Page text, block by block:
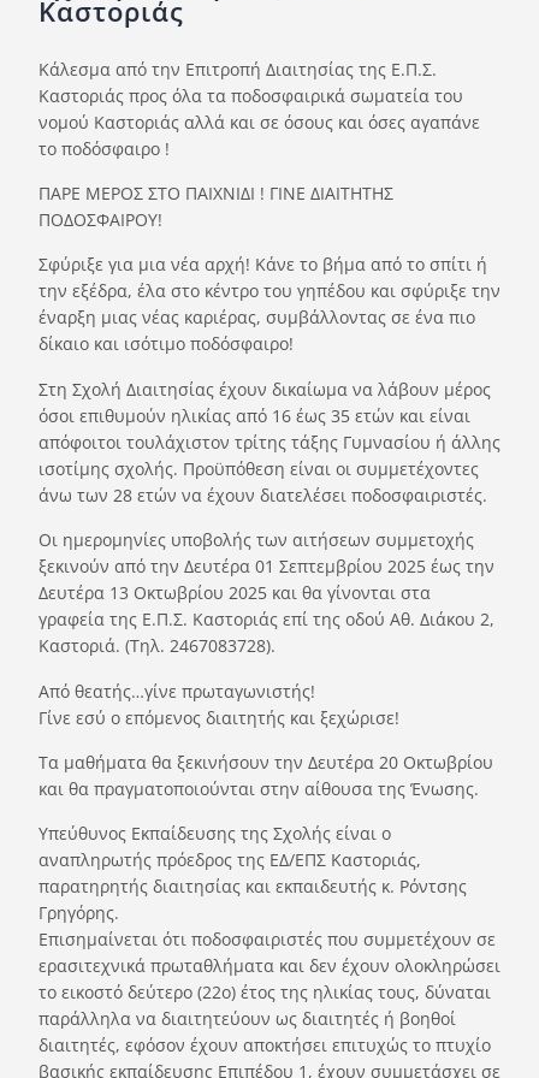
Ορισμοί Διαιτητών
Ποινές
Περισσότερα
Καστοριάς
Κάλεσμα από την Επιτροπή Διαιτησίας της Ε.Π.Σ.
Καστοριάς προς όλα τα ποδοσφαιρικά σωματεία του
νομού Καστοριάς αλλά και σε όσους και όσες αγαπάνε
το ποδόσφαιρο !
ΠΑΡΕ ΜΕΡΟΣ ΣΤΟ ΠΑΙΧΝΙΔΙ ! ΓΙΝΕ ΔΙΑΙΤΗΤΗΣ
ΠΟΔΟΣΦΑΙΡΟΥ!
Σφύριξε για μια νέα αρχή! Κάνε το βήμα από το σπίτι ή
την εξέδρα, έλα στο κέντρο του γηπέδου και σφύριξε την
έναρξη μιας νέας καριέρας, συμβάλλοντας σε ένα πιο
δίκαιο και ισότιμο ποδόσφαιρο!
Στη Σχολή Διαιτησίας έχουν δικαίωμα να λάβουν μέρος
όσοι επιθυμούν ηλικίας από 16 έως 35 ετών και είναι
απόφοιτοι τουλάχιστον τρίτης τάξης Γυμνασίου ή άλλης
ισοτίμης σχολής. Προϋπόθεση είναι οι συμμετέχοντες
άνω των 28 ετών να έχουν διατελέσει ποδοσφαιριστές.
Οι ημερομηνίες υποβολής των αιτήσεων συμμετοχής
ξεκινούν από την Δευτέρα 01 Σεπτεμβρίου 2025 έως την
Δευτέρα 13 Οκτωβρίου 2025 και θα γίνονται στα
γραφεία της Ε.Π.Σ. Καστοριάς επί της οδού Αθ. Διάκου 2,
Καστοριά. (Τηλ. 2467083728).
Από θεατής…γίνε πρωταγωνιστής!
Γίνε εσύ ο επόμενος διαιτητής και ξεχώρισε!
Τα μαθήματα θα ξεκινήσουν την Δευτέρα 20 Οκτωβρίου
και θα πραγματοποιούνται στην αίθουσα της Ένωσης.
Υπεύθυνος Εκπαίδευσης της Σχολής είναι ο
αναπληρωτής πρόεδρος της ΕΔ/ΕΠΣ Καστοριάς,
παρατηρητής διαιτησίας και εκπαιδευτής κ. Ρόντσης
Γρηγόρης.
Επισημαίνεται ότι ποδοσφαιριστές που συμμετέχουν σε
ερασιτεχνικά πρωταθλήματα και δεν έχουν ολοκληρώσει
το εικοστό δεύτερο (22ο) έτος της ηλικίας τους, δύναται
παράλληλα να διαιτητεύουν ως διαιτητές ή βοηθοί
διαιτητές, εφόσον έχουν αποκτήσει επιτυχώς το πτυχίο
βασικής εκπαίδευσης Επιπέδου 1, έχουν συμμετάσχει σε